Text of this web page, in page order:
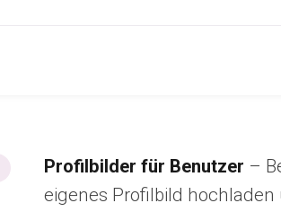
Profilbilder für Benutzer –
eigenes Profilbild